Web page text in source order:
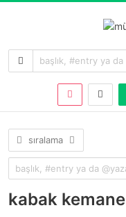
sıralama
kabak kemane